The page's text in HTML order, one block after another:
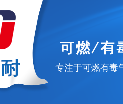
专注于可燃有毒